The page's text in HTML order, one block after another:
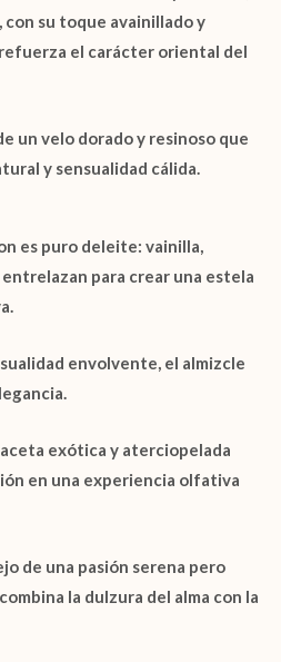
, con su toque avainillado y
el carácter oriental del
un velo dorado y resinoso que
y sensualidad cálida.
es puro deleite: vainilla,
entrelazan para crear una estela
envolvente, el almizcle
exótica y aterciopelada
en una experiencia olfativa
de una pasión serena pero
la dulzura del alma con la